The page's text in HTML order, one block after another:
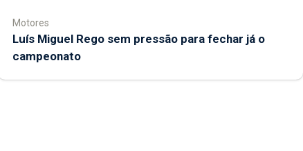
Motores
Luís Miguel Rego sem pressão para fechar já o
campeonato